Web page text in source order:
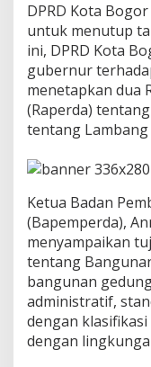
DPRD Kota
untuk menutup
ini, DPRD Kota
gubernur
menetapkan dua
(Raperda)
tentang Lambang
Ketua Badan
(Bapemperda),
menyampaikan
tentang
bangunan
administratif,
dengan
dengan